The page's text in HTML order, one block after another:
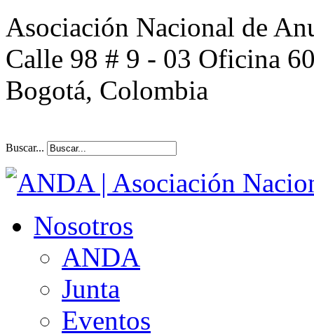
Asociación Nacional de
Calle 98 # 9 - 03 Oficina
Bogotá, Colombia
Buscar...
Nosotros
ANDA
Junta
Eventos